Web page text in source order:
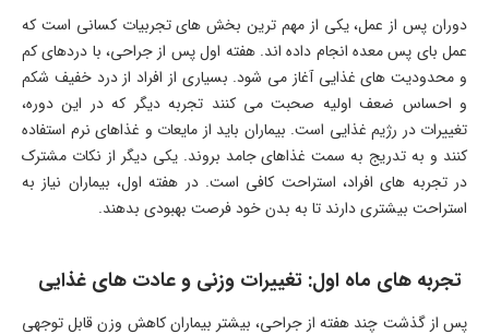
دوران پس از عمل، یکی از مهم ترین بخش های تجربیات کسانی است که
عمل بای پس معده انجام داده اند. هفته اول پس از جراحی، با دردهای کم
و محدودیت های غذایی آغاز می شود. بسیاری از افراد از درد خفیف شکم
و احساس ضعف اولیه صحبت می کنند تجربه دیگر که در این دوره،
تغییرات در رژیم غذایی است. بیماران باید از مایعات و غذاهای نرم استفاده
کنند و به تدریج به سمت غذاهای جامد بروند. یکی دیگر از نکات مشترک
در تجربه های افراد، استراحت کافی است. در هفته اول، بیماران نیاز به
استراحت بیشتری دارند تا به بدن خود فرصت بهبودی بدهند.
تجربه های ماه اول: تغییرات وزنی و عادت های غذایی
پس از گذشت چند هفته از جراحی، بیشتر بیماران کاهش وزن قابل توجهی